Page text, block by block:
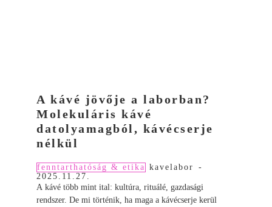
A kávé jövője a laborban?
Molekuláris kávé
datolyamagból, kávécserje
nélkül
fenntarthatóság & etika kavelabor
-
2025.11.27.
A kávé több mint ital: kultúra, rituálé, gazdasági
rendszer. De mi történik, ha maga a kávécserje kerül